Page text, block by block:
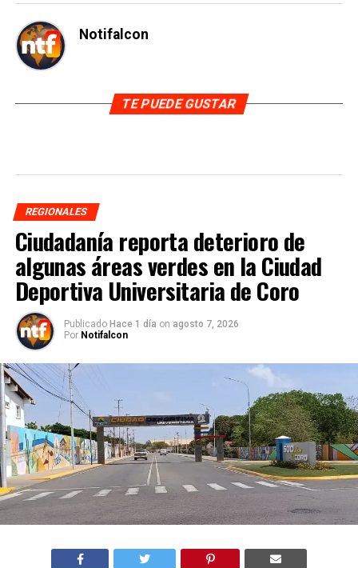
Notifalcon
TE PUEDE GUSTAR
REGIONALES
Ciudadanía reporta deterioro de
algunas áreas verdes en la Ciudad
Deportiva Universitaria de Coro
Publicado Hace 1 día on agosto 7, 2026
Por Notifalcon